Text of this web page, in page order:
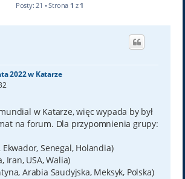
Posty: 21 • Strona 1 z 1
2022 w Katarze
w Katarze, więc wypada by był
na forum. Dla przypomnienia grupy:
Senegal, Holandia)
Iran, USA, Walia)
Arabia Saudyjska, Meksyk, Polska)